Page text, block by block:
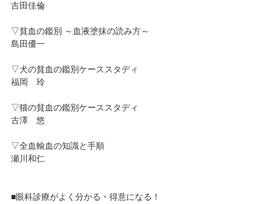
吉田佳倫
▽貧血の鑑別 ～血液塗抹の読み方～
島田優一
▽犬の貧血の鑑別ケーススタディ
福岡 玲
▽猫の貧血の鑑別ケーススタディ
古澤 悠
▽全血輸血の知識と手順
瀬川和仁
■眼科診療がよく分かる・得意になる！